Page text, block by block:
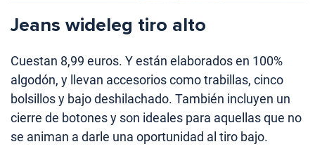
Jeans wideleg tiro alto
Cuestan 8,99 euros. Y están elaborados en 100%
algodón, y llevan accesorios como trabillas, cinco
bolsillos y bajo deshilachado. También incluyen un
cierre de botones y son ideales para aquellas que no
se animan a darle una oportunidad al tiro bajo.